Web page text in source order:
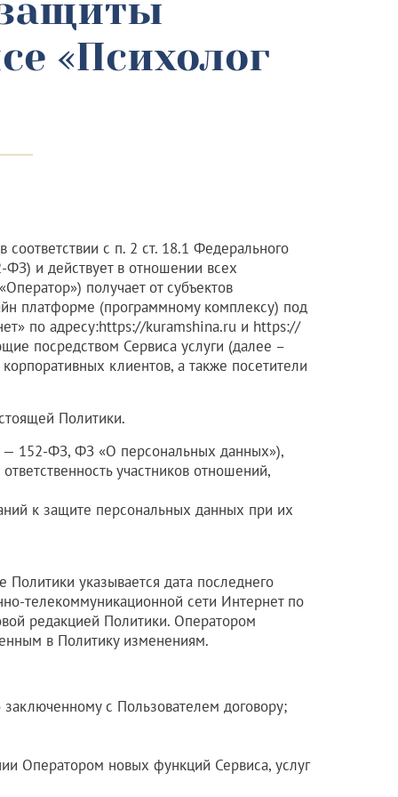
«Психолог
с п. 2 ст. 18.1 Федерального
и действует в отношении всех
получает от субъектов
платформе (программному комплексу) под
по адресу:https://kuramshina.ru и https://
посредством Сервиса услуги (далее –
клиентов, а также посетители
Политики.
152-ФЗ, ФЗ «О персональных данных»),
участников отношений,
к защите персональных данных при их
указывается дата последнего
телекоммуникационной сети Интернет по
редакцией Политики. Оператором
в Политику изменениям.
с Пользователем договору;
Оператором новых функций Сервиса, услуг